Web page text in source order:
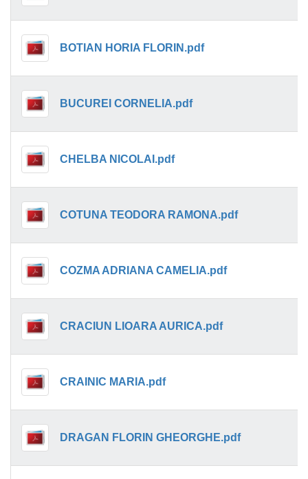
BOTIAN HORIA FLORIN.pdf
BUCUREI CORNELIA.pdf
CHELBA NICOLAI.pdf
COTUNA TEODORA RAMONA.pdf
COZMA ADRIANA CAMELIA.pdf
CRACIUN LIOARA AURICA.pdf
CRAINIC MARIA.pdf
DRAGAN FLORIN GHEORGHE.pdf